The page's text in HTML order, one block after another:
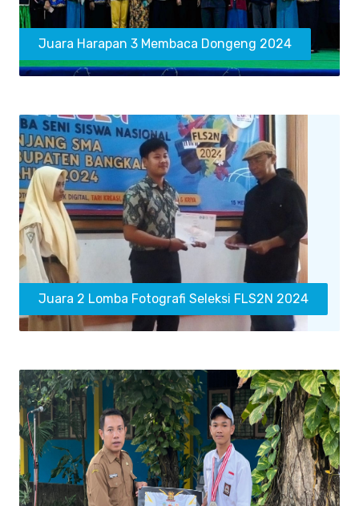
Juara Harapan 3 Membaca Dongeng 2024
Juara 2 Lomba Fotografi Seleksi FLS2N 2024